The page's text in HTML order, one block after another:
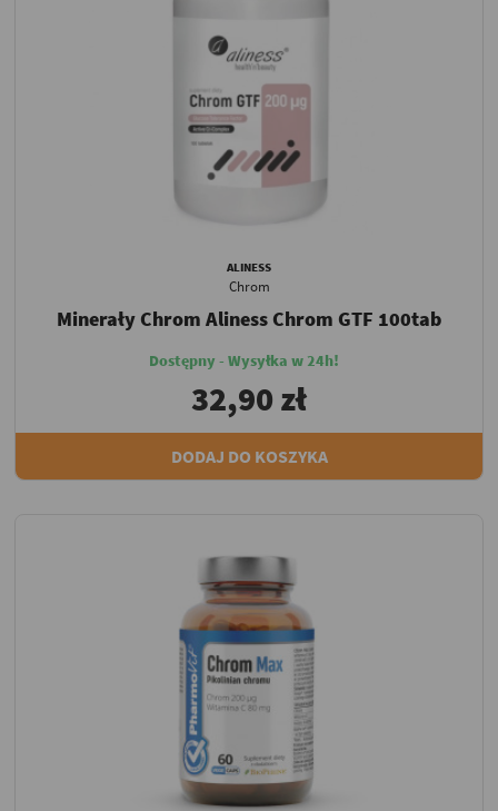
ALINESS
Chrom
Minerały Chrom Aliness Chrom GTF 100tab
Dostępny - Wysyłka w 24h!
32,90 zł
DODAJ DO KOSZYKA